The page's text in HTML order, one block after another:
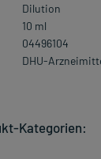
Dilution
10 ml
04496104
DHU-
Kategorien: